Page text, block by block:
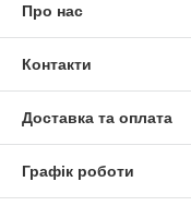
Про нас
Контакти
Доставка та оплата
Графік роботи